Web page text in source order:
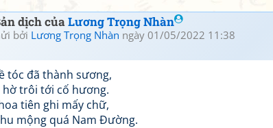
dịch củaLương Trọng Nhàn
bởi Lương Trọng Nhàn ngày 01/05/2022 11:38
tóc đã thành sương,
hờ trôi tới cố hương.
tiên ghi mấy chữ,
mộng quá Nam Đường.